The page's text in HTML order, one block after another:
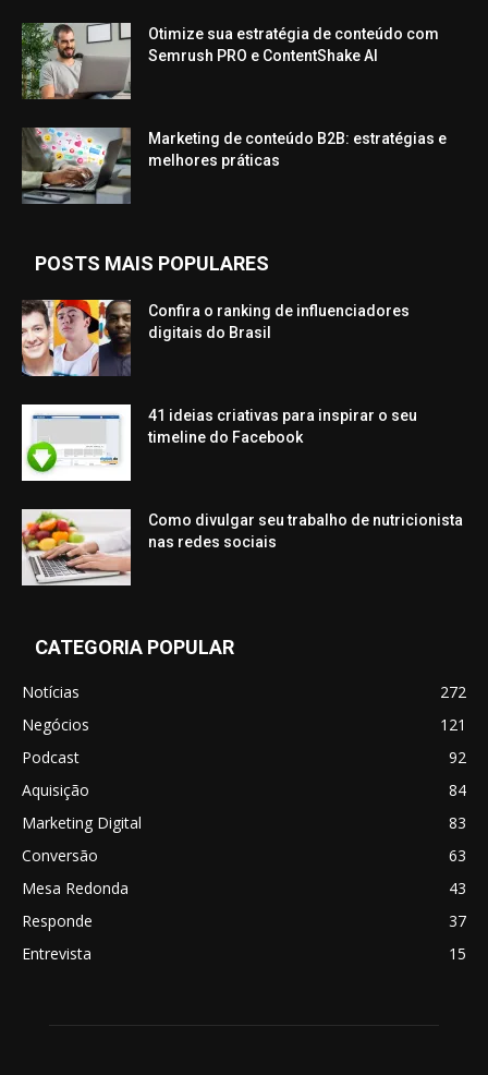
Otimize sua estratégia de conteúdo com
Semrush PRO e ContentShake AI
Marketing de conteúdo B2B: estratégias e
melhores práticas
POSTS MAIS POPULARES
Confira o ranking de influenciadores
digitais do Brasil
41 ideias criativas para inspirar o seu
timeline do Facebook
Como divulgar seu trabalho de nutricionista
nas redes sociais
CATEGORIA POPULAR
Notícias
272
Negócios
121
Podcast
92
Aquisição
84
Marketing Digital
83
Conversão
63
Mesa Redonda
43
Responde
37
Entrevista
15